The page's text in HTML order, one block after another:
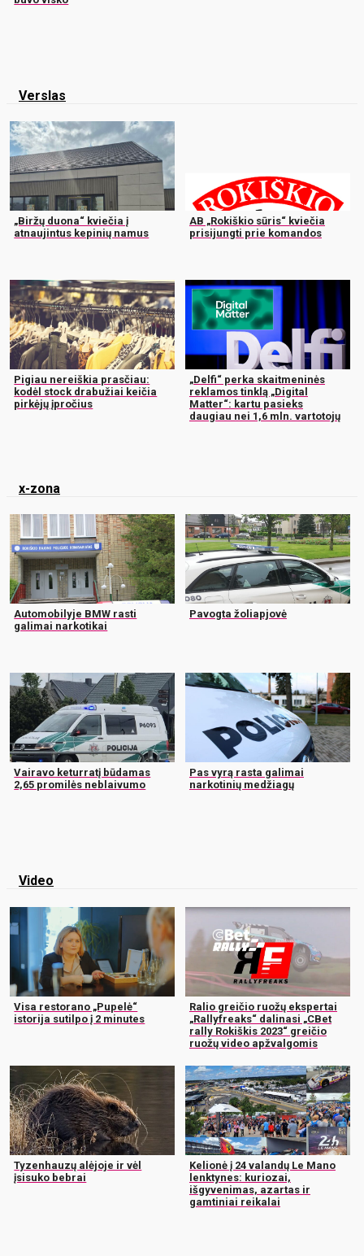
Verslas
„Biržų duona“ kviečia į
atnaujintus kepinių namus
AB „Rokiškio sūris“ kviečia
prisijungti prie komandos
Pigiau nereiškia prasčiau:
kodėl stock drabužiai keičia
pirkėjų įpročius
„Delfi“ perka skaitmeninės
reklamos tinklą „Digital
Matter“: kartu pasieks
daugiau nei 1,6 mln. vartotojų
x-zona
Automobilyje BMW rasti
galimai narkotikai
Pavogta žoliapjovė
Vairavo keturratį būdamas
2,65 promilės neblaivumo
Pas vyrą rasta galimai
narkotinių medžiagų
Video
Visa restorano „Pupelė“
istorija sutilpo į 2 minutes
Ralio greičio ruožų ekspertai
„Rallyfreaks“ dalinasi „CBet
rally Rokiškis 2023“ greičio
ruožų video apžvalgomis
Tyzenhauzų alėjoje ir vėl
įsisuko bebrai
Kelionė į 24 valandų Le Mano
lenktynes: kuriozai,
išgyvenimas, azartas ir
gamtiniai reikalai